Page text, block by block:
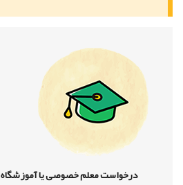
درخواست معلم خصوصی یا آموزشگاه